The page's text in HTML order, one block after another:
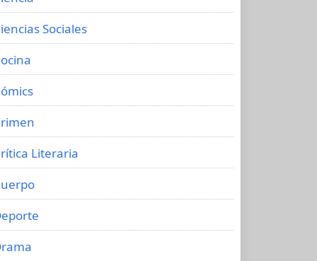
Sociales
Literaria